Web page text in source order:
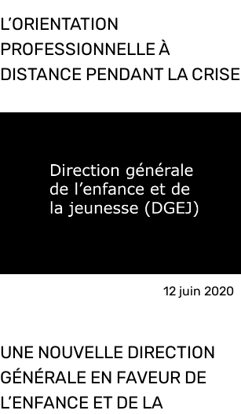
L’ORIENTATION
PROFESSIONNELLE À
DISTANCE PENDANT LA CRISE
12 juin 2020
UNE NOUVELLE DIRECTION
GÉNÉRALE EN FAVEUR DE
L’ENFANCE ET DE LA